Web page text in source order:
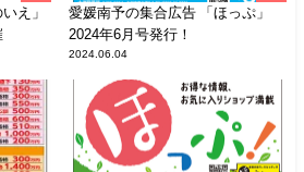
え」
愛媛南予の集合広告 「ほっぷ」
2024年6月号発行！
2024.06.04